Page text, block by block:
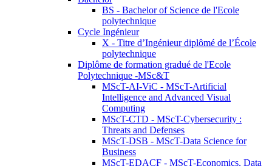
BS - Bachelor of Science de l'Ecole
polytechnique
Cycle Ingénieur
X - Titre d’Ingénieur diplômé de l’École
polytechnique
Diplôme de formation gradué de l'Ecole
Polytechnique -MSc&T
MScT-AI-ViC - MScT-Artificial
Intelligence and Advanced Visual
Computing
MScT-CTD - MScT-Cybersecurity :
Threats and Defenses
MScT-DSB - MScT-Data Science for
Business
MScT-EDACF - MScT-Economics, Data